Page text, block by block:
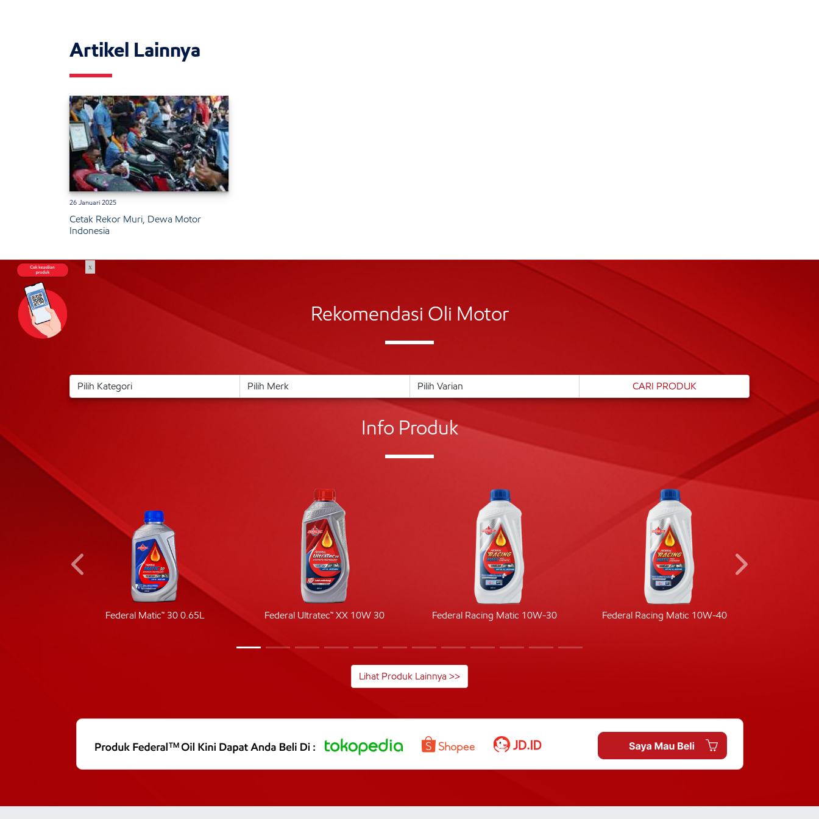
Artikel Lainnya
26 Januari 2025
Cetak Rekor Muri, Dewa Motor
Indonesia
Rekomendasi Oli Motor
Info Produk
Federal Matic™ 30 0.65L Federal Ultratec™ XX 10W 30 Federal Racing Matic 10W-30 Federal Racing Matic 10W-40
Lihat Produk Lainnya >>
x